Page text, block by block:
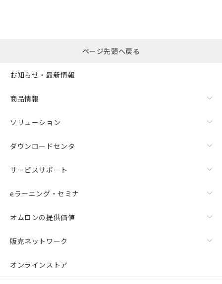
ページ先頭へ戻る
お知らせ・最新情報
商品情報
ソリューション
ダウンロードセンタ
サービスサポート
eラーニング・セミナ
オムロンの提供価値
販売ネットワーク
オンラインストア